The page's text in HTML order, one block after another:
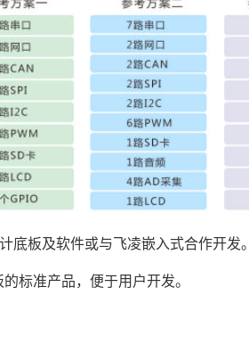
底板及软件或与飞凌嵌入式合作开发。
标准产品，便于用户开发。